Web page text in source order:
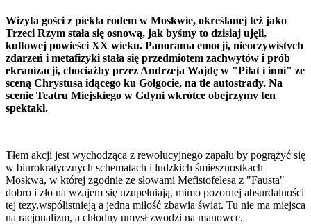
Wizyta gości z piekła rodem w Moskwie, określanej też jako
Trzeci Rzym stała się osnową, jak byśmy to dzisiaj ujęli,
kultowej powieści XX wieku. Panorama emocji, nieoczywistych
zdarzeń i metafizyki stała się przedmiotem zachwytów i prób
ekranizacji, chociażby przez Andrzeja Wajdę w "Piłat i inni" ze
sceną Chrystusa idącego ku Golgocie, na tle autostrady. Na
scenie Teatru Miejskiego w Gdyni wkrótce obejrzymy ten
spektakl.
Tłem akcji jest wychodząca z rewolucyjnego zapału by pogrążyć się
w biurokratycznych schematach i ludzkich śmiesznostkach
Moskwa, w której zgodnie ze słowami Mefistofelesa z "Fausta"
dobro i zło na wzajem się uzupełniają, mimo pozornej absurdalności
tej tezy,współistnieją a jedna miłość zbawia świat. Tu nie ma miejsca
na racjonalizm, a chłodny umysł zwodzi na manowce.